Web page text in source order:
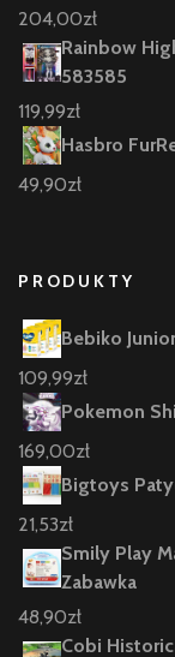
204,00zł
Rainbow
583585
119,99zł
Hasbro
49,90zł
PRODUKTY
Bebiko
109,99zł
Pokemon
169,00zł
Bigtoys
21,53zł
Smily Play
Zabawka
48,90zł
Cobi